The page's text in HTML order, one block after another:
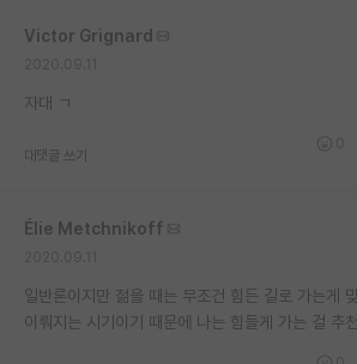
Victor Grignard
자대 ㄱ
대댓글 쓰기
Élie Metchnikoff
일반론이지만 젊을 때는 무조건 힘든 길로 가는게
이뤄지는 시기이기 때문에 나는 힘들게 가는 걸 추